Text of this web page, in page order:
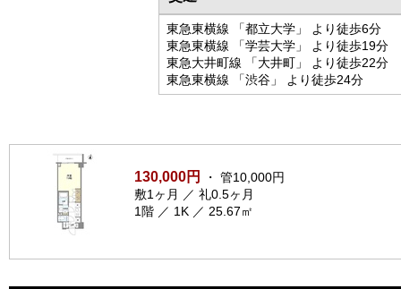
東急東横線 「都立大学」 より徒歩6分
東急東横線 「学芸大学」 より徒歩19分
東急大井町線 「大井町」 より徒歩22分
東急東横線 「渋谷」 より徒歩24分
130,000円
・ 管10,000円
敷1ヶ月 ／ 礼0.5ヶ月
1階 ／ 1K ／ 25.67㎡